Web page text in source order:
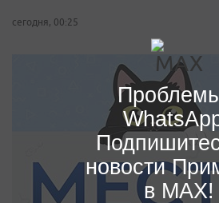
сегодня, 00:25
новости
в MAX!